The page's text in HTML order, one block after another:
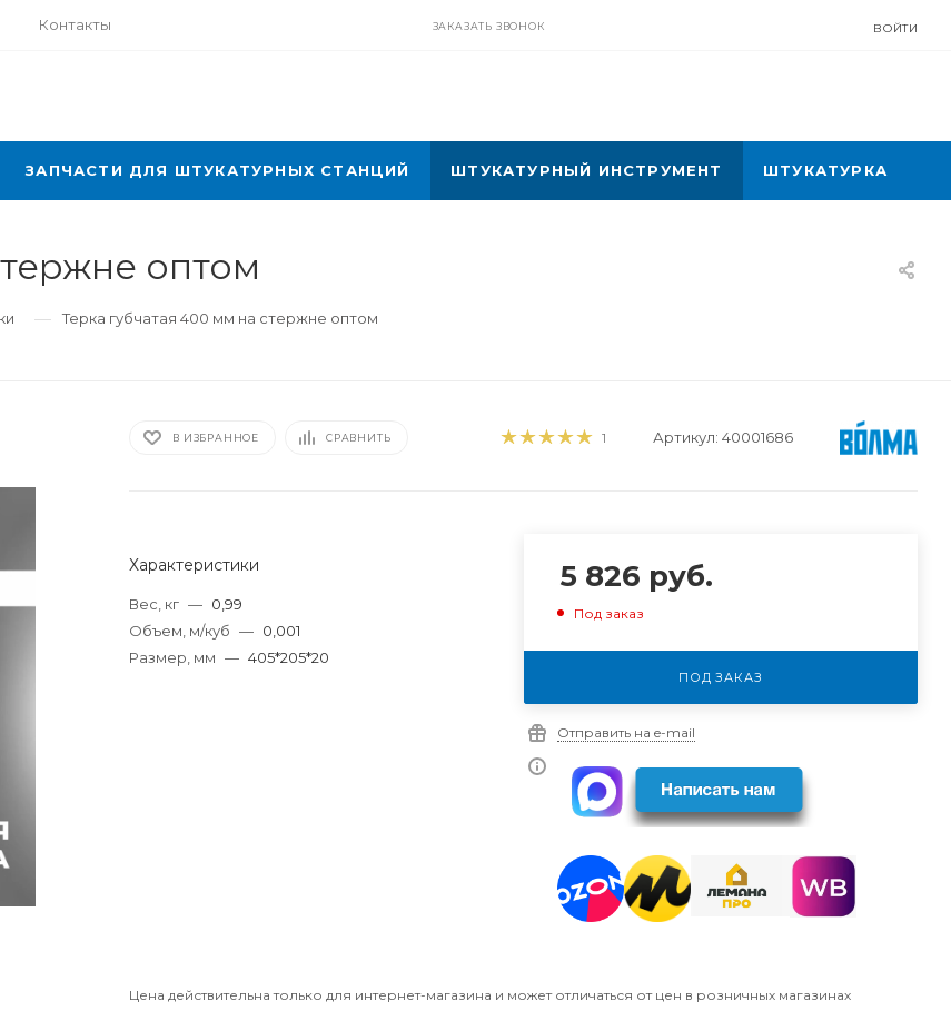
Контакты ЗАКАЗАТЬ ЗВОНОК ВОЙТИ
ЗАПЧАСТИ ДЛЯ ШТУКАТУРНЫХ СТАНЦИЙ ШТУКАТУРНЫЙ ИНСТРУМЕНТ ШТУКАТУРКА
оптом
— Терка губчатая 400 мм на стержне оптом
В ИЗБРАННОЕ СРАВНИТЬ 1 Артикул: 40001686
Характеристики
Вес, кг — 0,99
Объем, м/куб — 0,001
Размер, мм — 405*205*20
5 826 руб.
Под заказ
ПОД ЗАКАЗ
Отправить на e-mail
Цена действительна только для интернет-магазина и может отличаться от цен в розничных магазинах